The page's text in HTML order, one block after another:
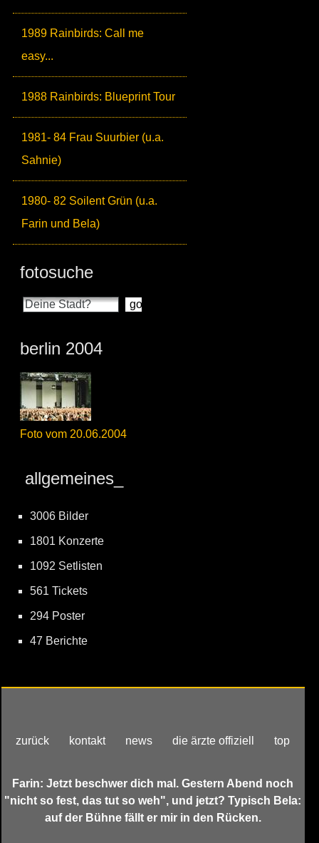
1989 Rainbirds: Call me
easy...
1988 Rainbirds: Blueprint Tour
1981- 84 Frau Suurbier (u.a.
Sahnie)
1980- 82 Soilent Grün (u.a.
Farin und Bela)
fotosuche
berlin 2004
Foto vom 20.06.2004
allgemeines_
3006 Bilder
1801 Konzerte
1092 Setlisten
561 Tickets
294 Poster
47 Berichte
zurück kontakt news die ärzte offiziell top
Farin: Jetzt beschwer dich mal. Gestern Abend noch
"nicht so fest, das tut so weh", und jetzt? Typisch Bela:
auf der Bühne fällt er mir in den Rücken.